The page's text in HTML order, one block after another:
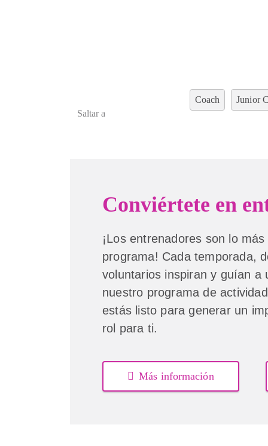
Saltar a
Coach Junior
Conviértete en
¡Los entrenadores son lo
programa! Cada temporada,
voluntarios inspiran y guían a
nuestro programa de
estás listo para generar un
rol para ti.
Más información